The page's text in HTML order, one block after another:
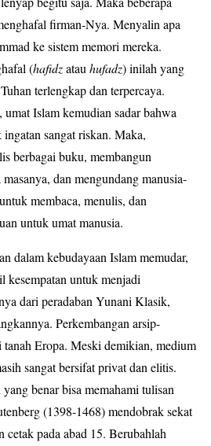
firman-Nya. Menyalin apa
ke sistem memori mereka.
(hafidzatauhufadz) inilah yang
terlengkap dan terpercaya.
Islam kemudian sadar bahwa
sangat riskan. Maka,
berbagai buku, membangun
dan mengundang manusia-
membaca, menulis, dan
untuk umat manusia.
dalam kebudayaan Islam memudar,
kesempatan untuk menjadi
dari peradaban Yunani Klasik,
Perkembangan arsip-
tanah Eropa. Meski demikian, medium
sangat bersifat privat dan elitis.
benar bisa memahami tulisan
(1398-1468) mendobrak sekat
cetak pada abad 15. Berubahlah